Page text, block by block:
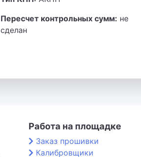
Пересчет контрольных сумм: не
сделан
Работа на площадке
Заказ прошивки
Калибровщики